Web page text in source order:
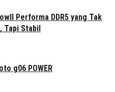
Performa DDR5 yang Tak
Tapi Stabil
g06 POWER